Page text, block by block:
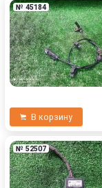
№ 45184
В корзину
№ 52507